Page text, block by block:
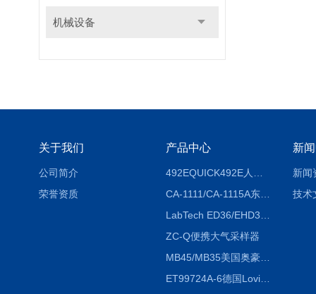
机械设备
关于我们
公司简介
荣誉资质
产品中心
CA-1111/CA-1115A东京理化EYELA CA-1111/CA-1115A冷却水循环装置
ZC-Q便携大气采样器
MB45/MB35美国奥豪斯OHAUS MB45/MB35卤素红外水分测定仪
ET99724A-6德国Lovibond ET99724A-6微电脑BOD测定仪
新
新闻
技术